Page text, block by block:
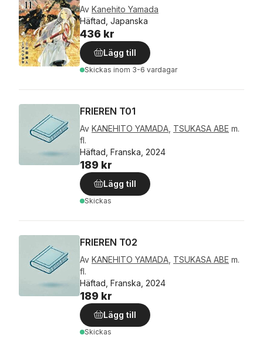
Av Kanehito Yamada
Häftad, Japanska
436 kr
Lägg till
Skickas inom 3-6 vardagar
FRIEREN T01
Av KANEHITO YAMADA TSUKASA ABE m.
fl.
Häftad, Franska, 2024
189 kr
Lägg till
Skickas
FRIEREN T02
Av KANEHITO YAMADA TSUKASA ABE m.
fl.
Häftad, Franska, 2024
189 kr
Lägg till
Skickas